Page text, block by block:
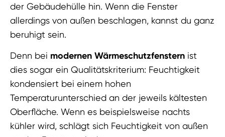
der Gebäudehülle hin. Wenn die Fenster
allerdings von außen beschlagen, kannst du ganz
beruhigt sein.
Denn bei modernen Wärmeschutzfenstern ist
dies sogar ein Qualitätskriterium: Feuchtigkeit
kondensiert bei einem hohen
Temperaturunterschied an der jeweils kältesten
Oberfläche. Wenn es beispielsweise nachts
kühler wird, schlägt sich Feuchtigkeit von außen